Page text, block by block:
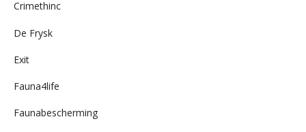
Crimethinc
De Frysk
Exit
Fauna4life
Faunabescherming